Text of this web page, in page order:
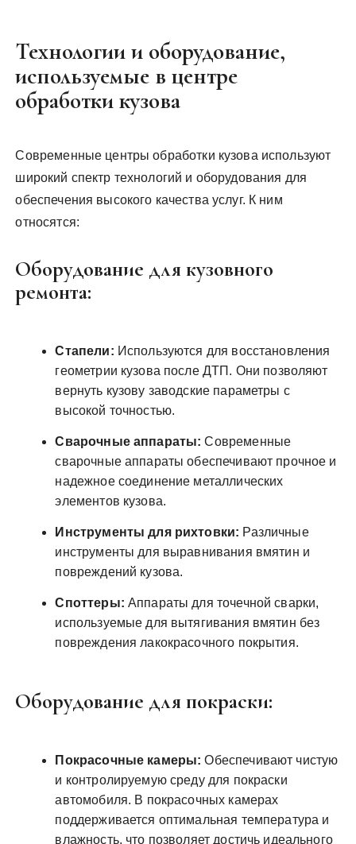
Технологии и оборудование,
используемые в центре
обработки кузова
Современные центры обработки кузова используют
широкий спектр технологий и оборудования для
обеспечения высокого качества услуг. К ним
относятся:
Оборудование для кузовного
ремонта:
Стапели: Используются для восстановления
геометрии кузова после ДТП. Они позволяют
вернуть кузову заводские параметры с
высокой точностью.
Сварочные аппараты: Современные
сварочные аппараты обеспечивают прочное и
надежное соединение металлических
элементов кузова.
Инструменты для рихтовки: Различные
инструменты для выравнивания вмятин и
повреждений кузова.
Споттеры: Аппараты для точечной сварки,
используемые для вытягивания вмятин без
повреждения лакокрасочного покрытия.
Оборудование для покраски:
Покрасочные камеры: Обеспечивают чистую
и контролируемую среду для покраски
автомобиля. В покрасочных камерах
поддерживается оптимальная температура и
влажность, что позволяет достичь идеального